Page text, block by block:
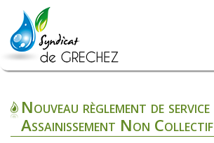
Nouveau règlement de service
Assainissement Non Collectif